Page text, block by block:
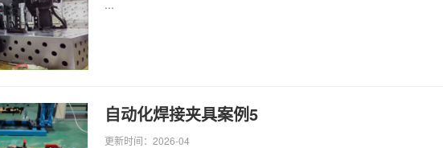
...
自动化焊接夹具案例5
更新时间：2026-04